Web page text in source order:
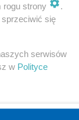
rogu strony
.
się
serwisów
w Polityce